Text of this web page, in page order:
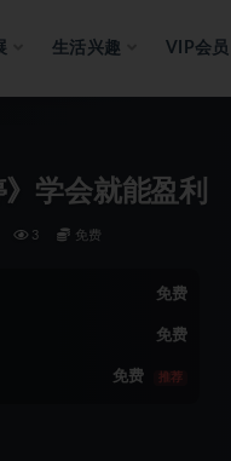
生活兴趣 VIP会员
》学会就能盈利
3 免费
免费
免费
免费 推荐